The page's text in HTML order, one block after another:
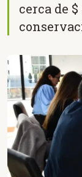
cerca de